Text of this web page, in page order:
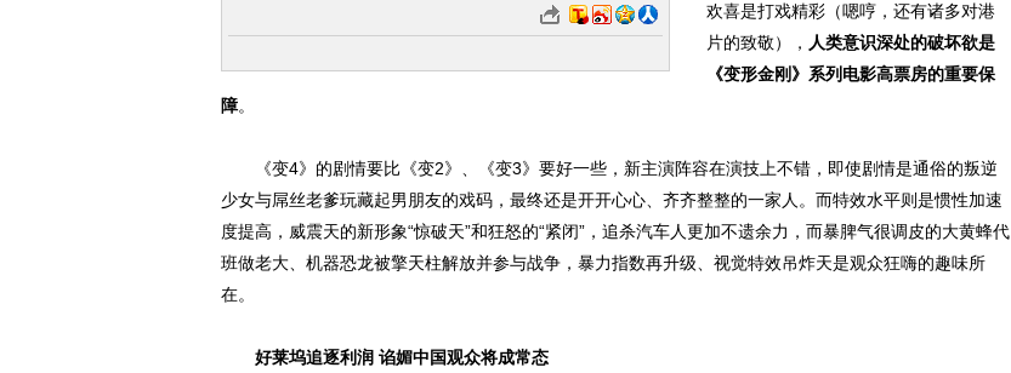
欢喜是打戏精彩（嗯哼，还有诸多对港
片的致敬）， 人类意识深处的破坏欲是
《变形金刚》系列电影高票房的重要保
障。
《变4》的剧情要比《变2》、《变3》要好一些，新主演阵容在演技上不错，即使剧情是通俗的叛逆
少女与屌丝老爹玩藏起男朋友的戏码，最终还是开开心心、齐齐整整的一家人。而特效水平则是惯性加速
度提高，威震天的新形象“惊破天”和狂怒的“紧闭”，追杀汽车人更加不遗余力，而暴脾气很调皮的大黄蜂代
班做老大、机器恐龙被擎天柱解放并参与战争，暴力指数再升级、视觉特效吊炸天是观众狂嗨的趣味所
在。
好莱坞追逐利润 谄媚中国观众将成常态